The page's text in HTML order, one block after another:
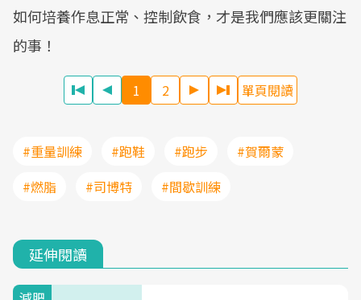
如何培養作息正常、控制飲食，才是我們應該更關注
的事！
1 2 單頁閱讀
#重量訓練 #跑鞋 #跑步
#賀爾蒙
#燃脂
#司博特 #間歇訓練
延伸閱讀